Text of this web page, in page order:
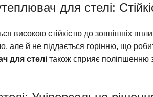
для стелі:
високою стійкістю до зовнішніх
але й не піддається горінню, що
для стелі також сприяє поліпшенню